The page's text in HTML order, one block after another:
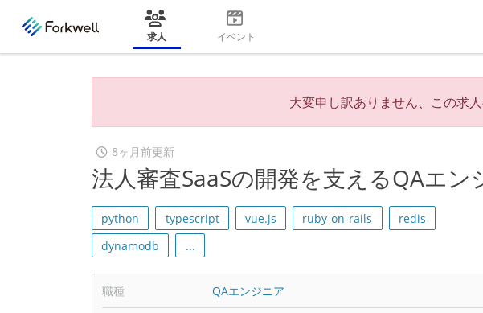
求人 イベント
大変申し訳ありません、この求
8ヶ月前更新
法人審査SaaSの開発を支えるQAエン
python typescript vue.js ruby-on-rails
redis
dynamodb
...
職種 QAエンジニア